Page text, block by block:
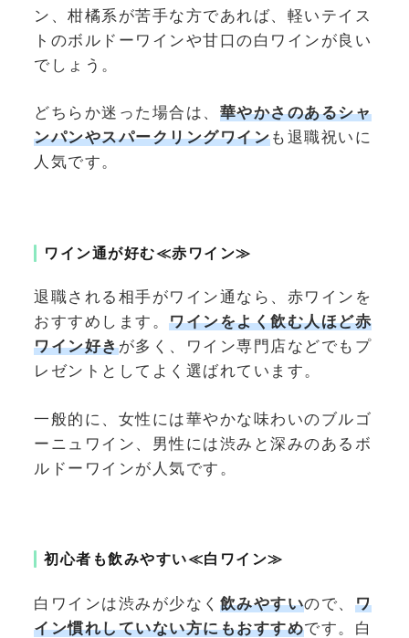
ン、柑橘系が苦手な方であれば、軽いテイス
トのボルドーワインや甘口の白ワインが良い
でしょう。
どちらか迷った場合は、 華やかさのあるシャ
ンパンやスパークリングワインも退職祝いに
人気です。
ワイン通が好む≪赤ワイン≫
退職される相手がワイン通なら、赤ワインを
おすすめします。 ワインをよく飲む人ほど赤
ワイン好きが多く、ワイン専門店などでもプ
レゼントとしてよく選ばれています。
一般的に、女性には華やかな味わいのブルゴ
ーニュワイン、男性には渋みと深みのあるボ
ルドーワインが人気です。
初心者も飲みやすい≪白ワイン≫
白ワインは渋みが少なく 飲みやすいので、 ワ
イン慣れしていない方にもおすすめです。白